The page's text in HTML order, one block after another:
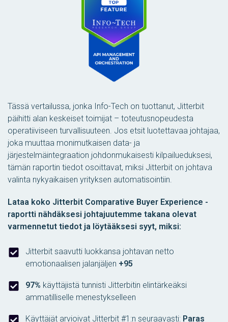
Tässä vertailussa, jonka Info-Tech on tuottanut, Jitterbit
päihitti alan keskeiset toimijat – toteutusnopeudesta
operatiiviseen turvallisuuteen. Jos etsit luotettavaa johtajaa,
joka muuttaa monimutkaisen data- ja
järjestelmäintegraation johdonmukaisesti kilpailueduksesi,
tämän raportin tiedot osoittavat, miksi Jitterbit on johtava
valinta nykyaikaisen yrityksen automatisointiin.
Lataa koko Jitterbit Comparative Buyer Experience -
raportti nähdäksesi johtajuutemme takana olevat
varmennetut tiedot ja löytääksesi syyt, miksi:
Jitterbit saavutti luokkansa johtavan netto
emotionaalisen jalanjäljen +95
97% käyttäjistä tunnisti Jitterbitin elintärkeäksi
ammatilliselle menestykselleen
Käyttäjät arvioivat Jitterbit #1:n seuraavasti: Paras